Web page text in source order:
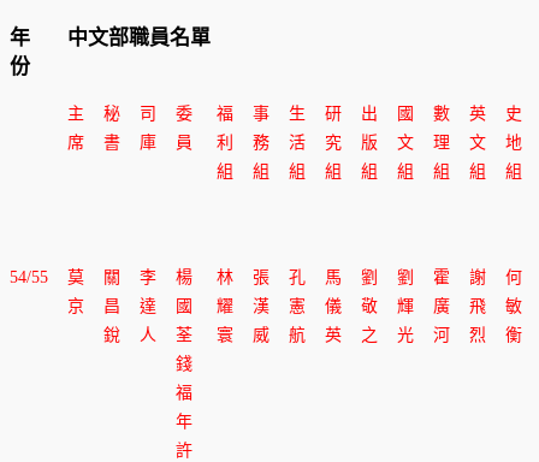
年
份
中文部職員名單
主
席
秘
書
司
庫
委
員
福
利
組
事
務
組
生
活
組
研
究
組
出
版
組
國
文
組
數
理
組
英
文
組
史
地
組
54/55
莫
京
關
昌
銳
李
達
人
楊
國
荃
錢
福
年
許
林
耀
寰
張
漢
威
孔
憲
航
馬
儀
英
劉
敬
之
劉
輝
光
霍
廣
河
謝
飛
烈
何
敏
衡